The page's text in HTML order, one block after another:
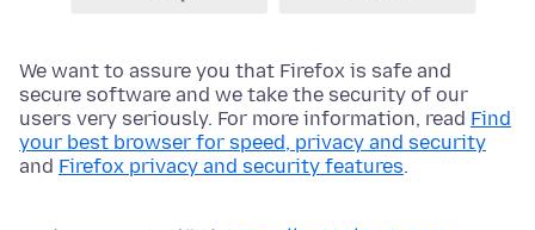
We want to assure you that Firefox is safe and
secure software and we take the security of our
users very seriously. For more information, read Find
your best browser for speed, privacy and security
and Firefox privacy and security features.